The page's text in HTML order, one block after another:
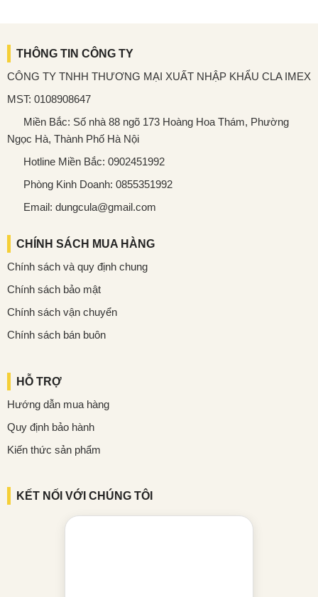
THÔNG TIN CÔNG TY
CÔNG TY TNHH THƯƠNG MẠI XUẤT NHẬP KHẨU CLA IMEX
MST: 0108908647
Miền Bắc: Số nhà 88 ngõ 173 Hoàng Hoa Thám, Phường
Ngọc Hà, Thành Phố Hà Nội
Hotline Miền Bắc: 0902451992
Phòng Kinh Doanh: 0855351992
Email: dungcula@gmail.com
CHÍNH SÁCH MUA HÀNG
Chính sách và quy định chung
Chính sách bảo mật
Chính sách vận chuyển
Chính sách bán buôn
HỖ TRỢ
Hướng dẫn mua hàng
Quy định bảo hành
Kiến thức sản phẩm
KẾT NỐI VỚI CHÚNG TÔI